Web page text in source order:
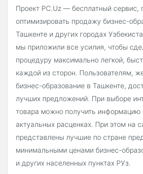
Проект PC.Uz — бесплатный
оптимизировать продажу бизнес-
Ташкенте и других городах
мы приложили все усилия, чтобы
процедуру максимально легкой,
каждой из сторон. Пользователям,
бизнес-образование в Ташкенте,
лучших предложений. При выборе
товара можно получить информацию
актуальных расценках. При этом на
представлены лучшие по стране
минимальными ценами бизнес-
и других населенных пунктах РУз.